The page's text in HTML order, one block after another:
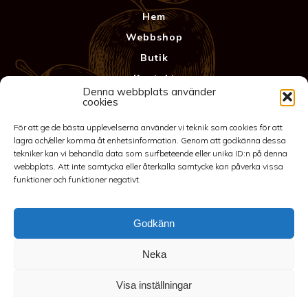
Denna webbplats använder
cookies
För att ge de bästa upplevelserna använder vi teknik som cookies för att
lagra och/eller komma åt enhetsinformation. Genom att godkänna dessa
tekniker kan vi behandla data som surfbeteende eller unika ID:n på denna
webbplats. Att inte samtycka eller återkalla samtycke kan påverka vissa
funktioner och funktioner negativt.
Godkänn
Neka
Visa inställningar
Hem
Webbshop
Butik
Kontakt
Anläggning
Integritetspolicy
©2026 Spakarps plantskola